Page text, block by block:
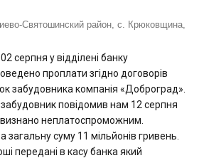
Святошинский район, с. Крюковщина,
серпня у відділені банку
проплати згідно договорів
забудовника компанія «Доброград».
повідомив нам 12 серпня
неплатоспроможним.
загальну суму 11 мільйонів гривень.
передані в касу банка який